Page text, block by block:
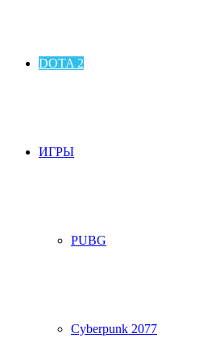
DOTA 2
ИГРЫ
PUBG
Cyberpunk 2077